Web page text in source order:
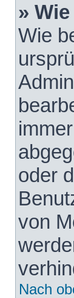
»
Wie
oder
von
Nach